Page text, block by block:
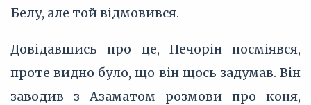
Белу, але той відмовився.
Довідавшись про це, Печорін посміявся,
проте видно було, що він щось задумав. Він
заводив з Азаматом розмови про коня,